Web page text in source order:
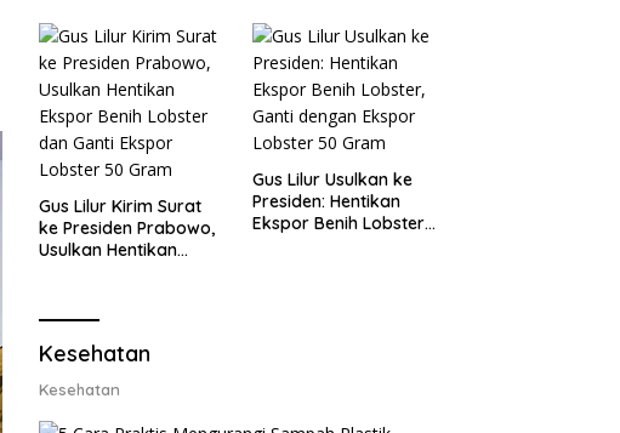
Gus Lilur Kirim Surat
ke Presiden Prabowo,
Usulkan Hentikan
Lobster 50 Gram
Gus Lilur Usulkan ke
Presiden: Hentikan
Ekspor Benih Lobster,
Kesehatan
Kesehatan